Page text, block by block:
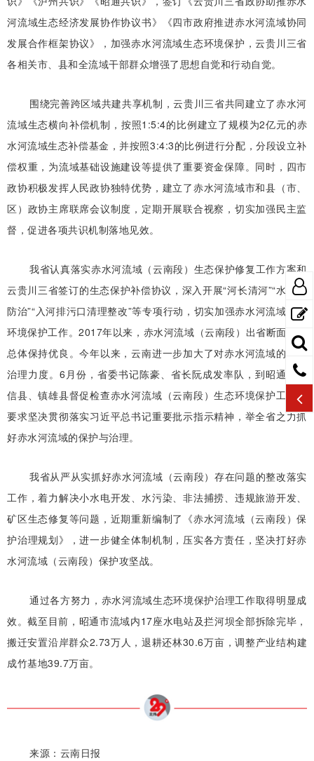
河流域生态经济发展协作协议书》《四市政府推进赤水河流域协同
发展合作框架协议》，加强赤水河流域生态环境保护，云贵川三省
各相关市、县和全流域干部群众增强了思想自觉和行动自觉。
围绕完善跨区域共建共享机制，云贵川三省共同建立了赤水河
流域生态横向补偿机制，按照1:5:4的比例建立了规模为2亿元的赤
水河流域生态补偿基金，并按照3:4:3的比例进行分配，分段设立补
偿权重，为流域基础设施建设等提供了重要资金保障。同时，四市
政协积极发挥人民政协独特优势，建立了赤水河流域市和县（市、
区）政协主席联席会议制度，定期开展联合视察，切实加强民主监
督，促进各项共识机制落地见效。
我省认真落实赤水河流域（云南段）生态保护修复工作方案和
云贵川三省签订的生态保护补偿协议，深入开展“河长清河”“水污染
防治”“入河排污口清理整改”等专项行动，切实加强赤水河流域生态
环境保护工作。2017年以来，赤水河流域（云南段）出省断面水质
总体保持优良。今年以来，云南进一步加大了对赤水河流域的保护
治理力度。6月份，省委书记陈豪、省长阮成发率队，到昭通市威
信县、镇雄县督促检查赤水河流域（云南段）生态环境保护工作，
要求坚决贯彻落实习近平总书记重要批示指示精神，举全省之力抓
好赤水河流域的保护与治理。
我省从严从实抓好赤水河流域（云南段）存在问题的整改落实
工作，着力解决小水电开发、水污染、非法捕捞、违规旅游开发、
矿区生态修复等问题，近期重新编制了《赤水河流域（云南段）保
护治理规划》，进一步健全体制机制，压实各方责任，坚决打好赤
水河流域（云南段）保护攻坚战。
通过各方努力，赤水河流域生态环境保护治理工作取得明显成
效。截至目前，昭通市流域内17座水电站及拦河坝全部拆除完毕，
搬迁安置沿岸群众2.73万人，退耕还林30.6万亩，调整产业结构建
成竹基地39.7万亩。
来源：云南日报